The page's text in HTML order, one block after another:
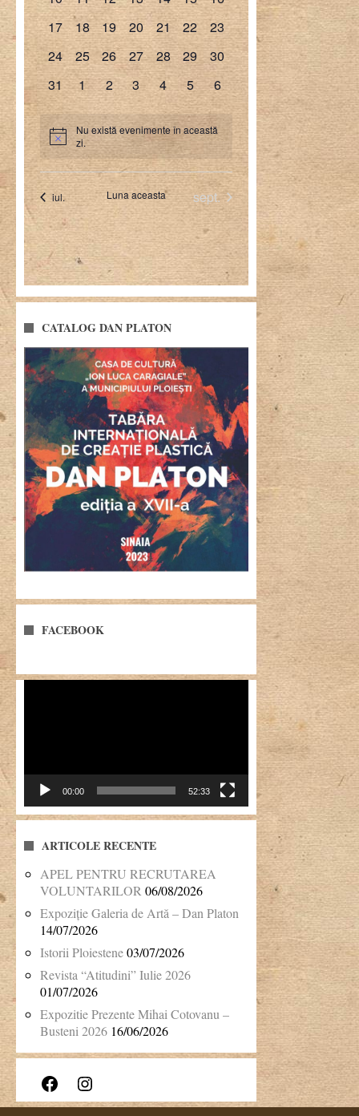
CATALOG DAN PLATON
FACEBOOK
00:00 52:33
ARTICOLE RECENTE
APEL PENTRU RECRUTAREA
VOLUNTARILOR 06/08/2026
Expoziție Galeria de Artă – Dan Platon
14/07/2026
Istorii Ploiestene03/07/2026
Revista “Atitudini” Iulie 2026
01/07/2026
Expozitie Prezente Mihai Cotovanu –
Busteni 2026 16/06/2026
Facebook Instagram